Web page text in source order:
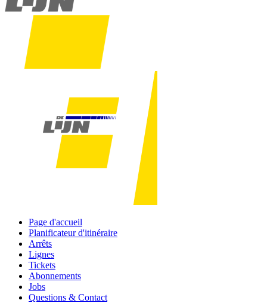
Page d'accueil
Planificateur d'itinéraire
Arrêts
Lignes
Tickets
Abonnements
Jobs
Questions & Contact